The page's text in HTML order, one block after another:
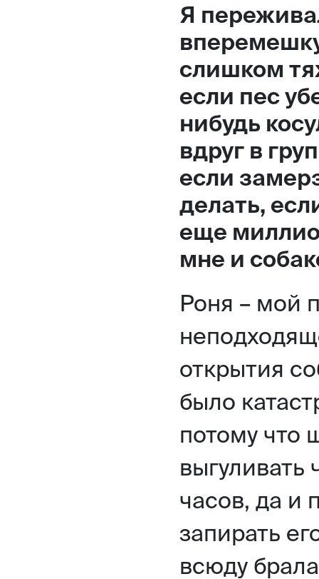
+7 925 836 16 98
info@powerofterritory.ru
Большая
вход 10, 3 этаж, КП «Дизайн
Я
слишком
если пес
нибудь
вдруг в
если
делать,
еще
мне и
Роня – мой
открытия
было
потому что
выгуливать
часов, да и
запирать
всюду